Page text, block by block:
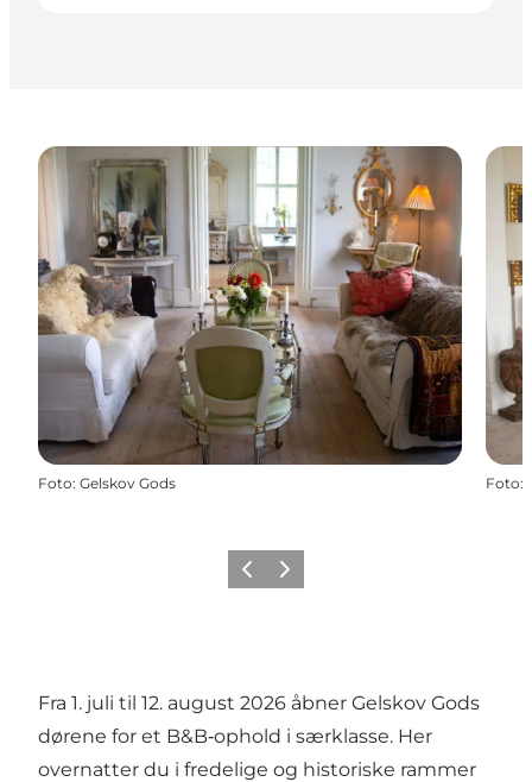
Foto: Gelskov Gods Foto:
Forrige billede
Næste billede
Fra 1. juli til 12. august 2026 åbner Gelskov Gods
dørene for et B&B‑ophold i særklasse. Her
overnatter du i fredelige og historiske rammer